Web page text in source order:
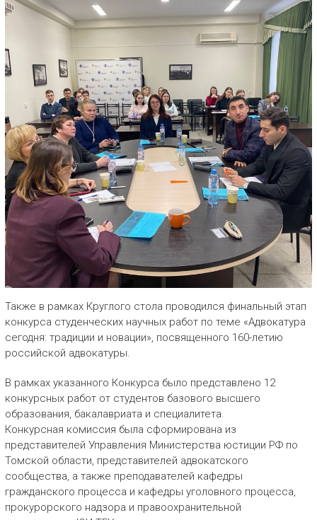
Также в рамках Круглого стола проводился финальный этап
конкурса студенческих научных работ по теме «Адвокатура
сегодня: традиции и новации», посвященного 160-летию
российской адвокатуры.
В рамках указанного Конкурса было представлено 12
конкурсных работ от студентов базового высшего
образования, бакалавриата и специалитета.
Конкурсная комиссия была сформирована из
представителей Управления Министерства юстиции РФ по
Томской области, представителей адвокатского
сообщества, а также преподавателей кафедры
гражданского процесса и кафедры уголовного процесса,
прокурорского надзора и правоохранительной